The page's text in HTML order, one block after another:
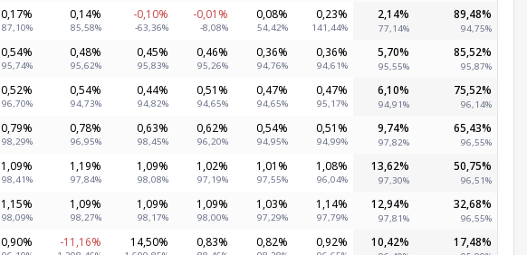
0,17%
87,10%
0,14%
85,58%
-0,10%
-63,36%
-0,01%
-8,08%
0,08%
54,42%
0,23%
141,44%
2,14%
77,14%
89,48%
94,75%
0,54%
95,74%
0,48%
95,62%
0,45%
95,83%
0,46%
95,26%
0,36%
94,76%
0,36%
94,61%
5,70%
95,55%
85,52%
95,87%
0,52%
96,70%
0,54%
94,73%
0,44%
94,82%
0,51%
94,65%
0,47%
94,65%
0,47%
95,17%
6,10%
94,91%
75,52%
96,14%
0,79%
98,29%
0,78%
96,95%
0,63%
98,45%
0,62%
96,20%
0,54%
94,95%
0,51%
94,99%
9,74%
97,82%
65,43%
96,55%
1,09%
98,41%
1,19%
97,84%
1,09%
98,08%
1,02%
97,19%
1,01%
97,55%
1,08%
96,04%
13,62%
97,30%
50,75%
96,51%
1,15%
98,09%
1,09%
98,27%
1,09%
98,17%
1,09%
98,00%
1,03%
97,29%
1,14%
97,79%
12,94%
97,81%
32,68%
96,55%
0,90% -11,16% 14,50% 0,83% 0,82% 0,92% 10,42% 17,48%